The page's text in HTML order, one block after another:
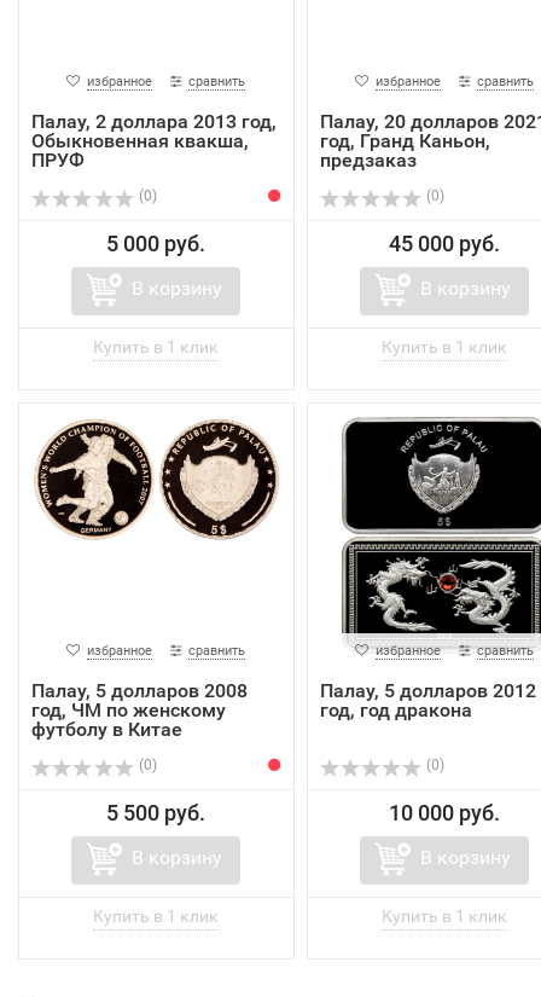
избранное сравнить
Палау, 2 доллара 2013 год,
Обыкновенная квакша,
ПРУФ
(0)
5 000 руб.
В корзину
избранное сравнить
Палау, 20 долларов
год, Гранд Каньон,
предзаказ
(0)
45 000 руб.
В корзину
избранное сравнить
Палау, 5 долларов 2008
год, ЧМ по женскому
футболу в Китае
(0)
5 500 руб.
В корзину
избранное сравнить
Палау, 5 долларов 2012
год, год дракона
(0)
10 000 руб.
В корзину